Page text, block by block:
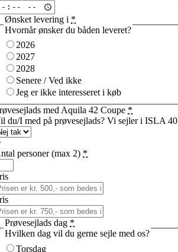
Ønsket levering i *
Hvornår ønsker du båden leveret?
2026
2027
2028
Senere / Ved ikke
Jeg er ikke interesseret i køb
med Aquila 42 Coupe *
du/I med på prøvesejlads? Vi sejler i ISLA 40
personer (max 2) *
Prøvesejlads dag *
Hvilken dag vil du gerne sejle med os?
Torsdag